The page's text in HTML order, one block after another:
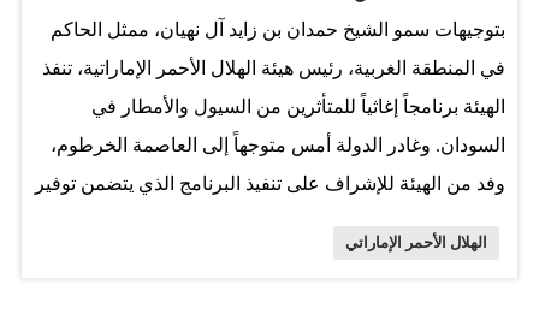
لمشاريع البنية التحتية والمشاريع الإغاثية والصحية. واكد أن
ضخ مياه المشروع بواسطة تقنية الطاقة…
بتوجيهات سمو الشيخ حمدان بن زايد آل نهيان، ممثل الحاكم
في المنطقة الغربية، رئيس هيئة الهلال الأحمر الإماراتية، تنفذ
الهيئة برنامجاً إغاثياً للمتأثرين من السيول والأمطار في
السودان. وغادر الدولة أمس متوجهاً إلى العاصمة الخرطوم،
وفد من الهيئة للإشراف على تنفيذ البرنامج الذي يتضمن توفير
الهلال الأحمر الإماراتي